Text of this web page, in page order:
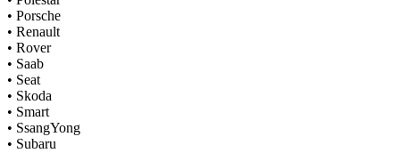
• Porsche
• Renault
• Rover
• Saab
• Seat
• Skoda
• Smart
• SsangYong
• Subaru